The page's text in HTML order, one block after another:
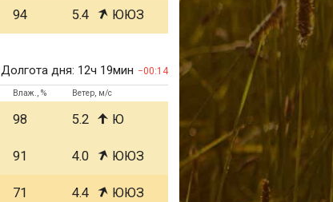
94 5.4 ЮЮЗ
Долгота дня: 12ч 19мин 00:14
Влаж., % Ветер, м/с
98 5.2 Ю
91 4.0 ЮЮЗ
71 4.4 ЮЮЗ